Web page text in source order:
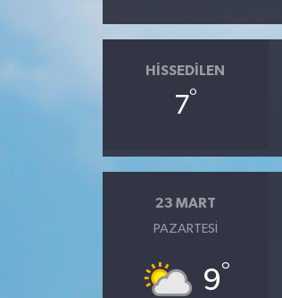
HISSEDILEN
7°
23 MART
PAZARTESI
9°